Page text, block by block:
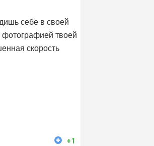
себе в своей
фотографией твоей
скорость
+1